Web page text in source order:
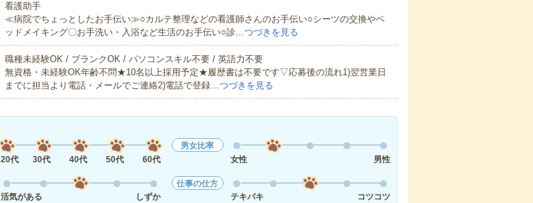
看護助手
≪病院でちょっとしたお手伝い≫○カルテ整理などの看護師さんのお手伝い○シーツの交換やベ
ッドメイキング〇お手洗い・入浴など生活のお手伝い○診…つづきを見る
職種未経験OK / ブランクOK / パソコンスキル不要 / 英語力不要
無資格・未経験OK年齢不問★10名以上採用予定★履歴書は不要です▽応募後の流れ1)翌営業日
までに担当より電話・メールでご連絡2)電話で登録…つづきを見る
20代
30代 40代 50代 60代
男女比率
女性
男性
活気がある
しずか
仕事の仕方
テキパキ
コツコツ